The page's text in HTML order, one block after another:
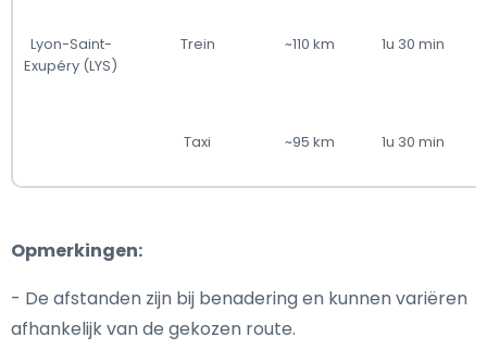
Lyon-Saint-
Exupéry (LYS)
Trein ~110 km 1u 30 min
Taxi ~95 km 1u 30 min
Opmerkingen:
- De afstanden zijn bij benadering en kunnen variëren
afhankelijk van de gekozen route.